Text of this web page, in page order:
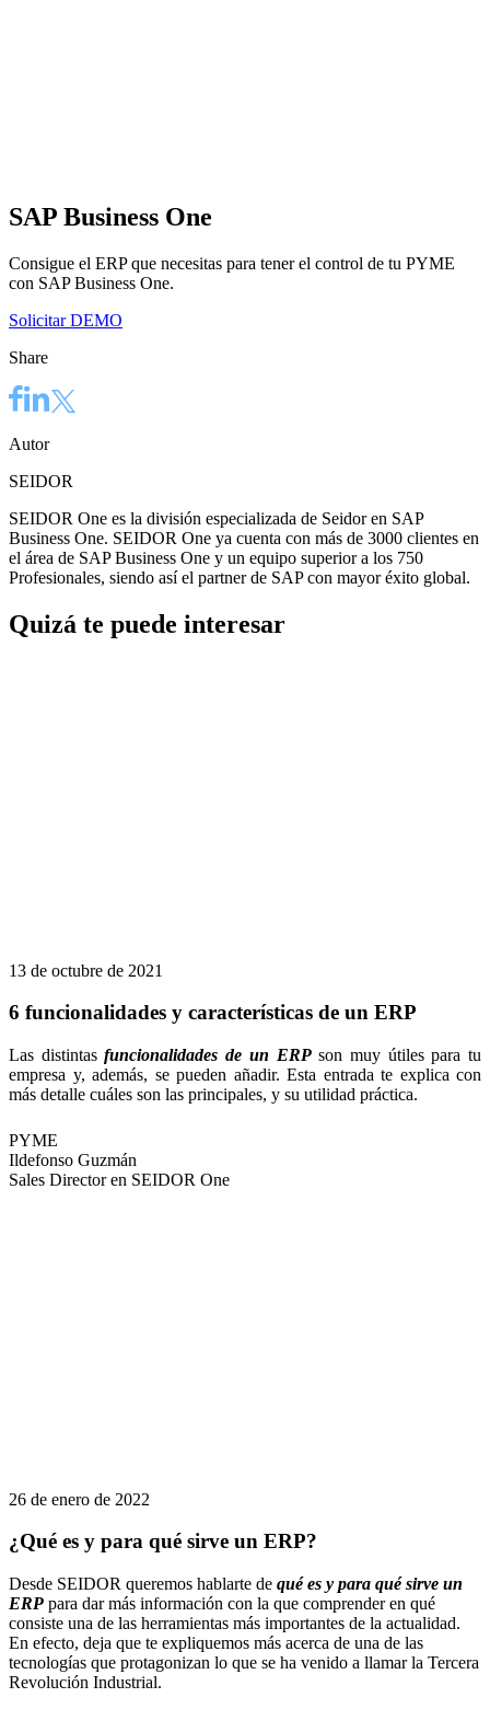
SAP Business One
Consigue el ERP que necesitas para tener el control de tu PYME
con SAP Business One.
Solicitar DEMO
Share
Autor
SEIDOR
SEIDOR One es la división especializada de Seidor en SAP
Business One. SEIDOR One ya cuenta con más de 3000 clientes en
el área de SAP Business One y un equipo superior a los 750
Profesionales, siendo así el partner de SAP con mayor éxito global.
Quizá te puede interesar
13 de octubre de 2021
6 funcionalidades y características de un ERP
Las distintasfuncionalidades de un ERPson muy útiles para tu
empresa y, además, se pueden añadir. Esta entrada te explica con
más detalle cuáles son las principales, y su utilidad práctica.
PYME
Ildefonso Guzmán
Sales Director en SEIDOR One
26 de enero de 2022
¿Qué es y para qué sirve un ERP?
Desde SEIDOR queremos hablarte de qué es y para qué sirve un
ERP para dar más información con la que comprender en qué
consiste una de las herramientas más importantes de la actualidad.
En efecto, deja que te expliquemos más acerca de una de las
tecnologías que protagonizan lo que se ha venido a llamar la Tercera
Revolución Industrial.